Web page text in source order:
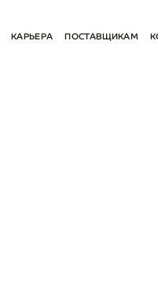
КАРЬЕРА ПОСТАВЩИКАМ